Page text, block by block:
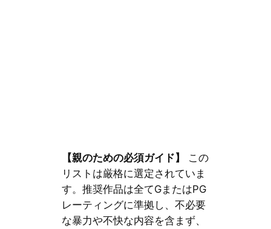
【親のための必須ガイド】
この
リストは厳格に選定されていま
す。推奨作品は全てGまたはPG
レーティングに準拠し、不必要
な暴力や不快な内容を含まず、